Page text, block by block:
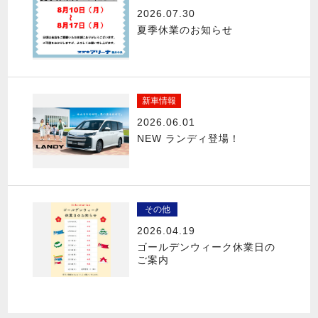
2026.07.30
夏季休業のお知らせ
新車情報
2026.06.01
NEW ランディ登場！
その他
2026.04.19
ゴールデンウィーク休業日の
ご案内